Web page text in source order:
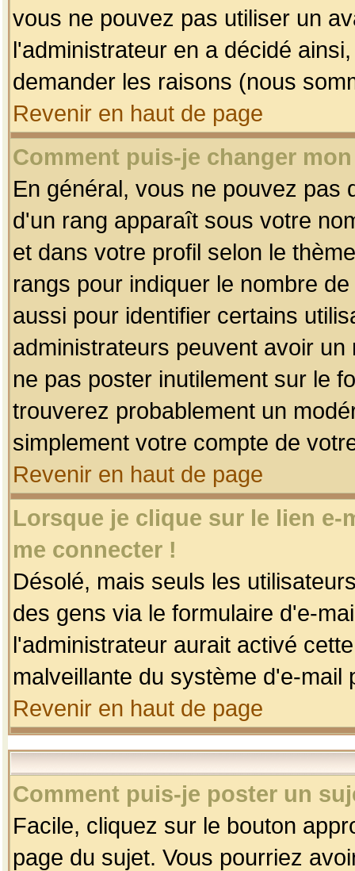
vous ne pouvez pas utiliser un
l'administrateur en a décidé
demander les raisons (nous
Revenir en haut de page
Comment puis-je changer
En général, vous ne pouvez pas
d'un rang apparaît sous votre
et dans votre profil selon le
rangs pour indiquer le nombre
aussi pour identifier certains
administrateurs peuvent avoir
ne pas poster inutilement sur le
trouverez probablement un
simplement votre compte de
Revenir en haut de page
Lorsque je clique sur le lien
me connecter !
Désolé, mais seuls les
des gens via le formulaire d'e-
l'administrateur aurait activé
malveillante du système d'e-
Revenir en haut de page
Comment puis-je poster un
Facile, cliquez sur le bouton
page du sujet. Vous pourriez